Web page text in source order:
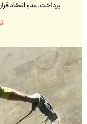
پرداخت. عدم انعقاد